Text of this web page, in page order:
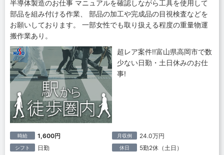
半導体製造のお仕事 マニュアルを確認しながら工具を使用して
部品を組み付ける作業、 部品の加工や完成品の目視検査などを
お願いしております。 一部女性でも取り扱える程度の重量物運
搬作業あり。
超レア案件!!富山県高岡市で数
少ない日勤・土日休みのお仕
事!
時給 1,600円 月収例 24.0万円
シフト 日勤 休日 5勤2休（土日）